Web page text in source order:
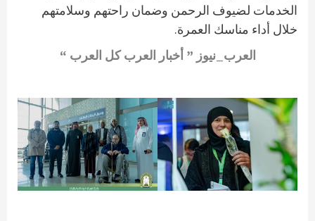
الخدمات لضيوف الرحمن وضمان راحتهم وسلامتهم
خلال أداء مناسك العمرة.
العرب_نيوز ” أخبار العرب كل العرب “